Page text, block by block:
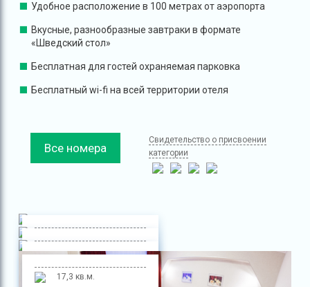
Удобное расположение в 100 метрах от аэропорта
Вкусные, разнообразные завтраки в формате
«Шведский стол»
Бесплатная для гостей охраняемая парковка
Бесплатный wi-fi на всей территории отеля
Все номера
Свидетельство о присвоении
категории
КАТЕГОРИИ” (2/4) C
30-32 кв.м.
НОМЕР “ПЕРВОЙ
17,3 кв.м.